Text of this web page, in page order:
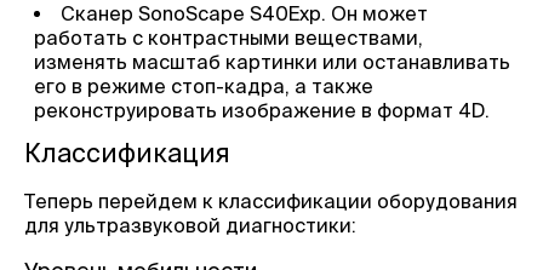
Сканер SonoScape S40Exp. Он может
работать с контрастными веществами,
изменять масштаб картинки или останавливать
его в режиме стоп-кадра, а также
реконструировать изображение в формат 4D.
Классификация
Теперь перейдем к классификации оборудования
для ультразвуковой диагностики: